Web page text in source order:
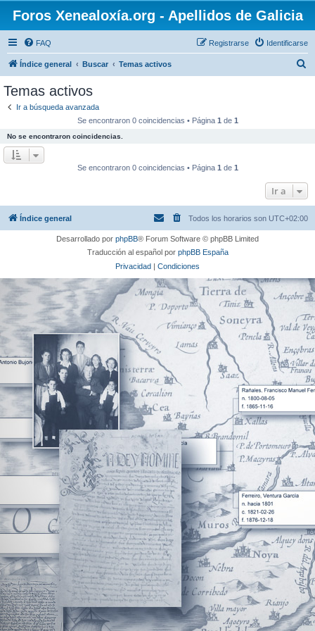
Foros Xenealoxía.org - Apellidos de Galicia
FAQ Identificarse
Registrarse
Índice general Buscar Temas activos
Temas activos
Ir a búsqueda avanzada
Se encontraron 0 coincidencias • Página 1 de 1
No se encontraron coincidencias.
Se encontraron 0 coincidencias • Página 1 de 1
Ir a
Índice general Todos los horarios son UTC+02:00
Desarrollado por phpBB® Forum Software © phpBB Limited
Traducción al español por phpBB España
Privacidad | Condiciones